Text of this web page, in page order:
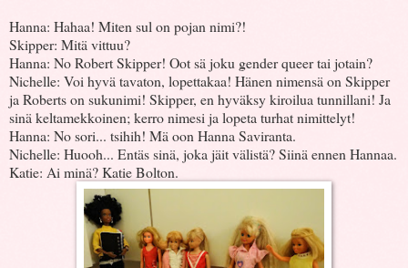
Hanna: Hahaa! Miten sul on pojan nimi?!
Skipper: Mitä vittuu?
Hanna: No Robert Skipper! Oot sä joku gender queer tai jotain?
Nichelle: Voi hyvä tavaton, lopettakaa! Hänen nimensä on Skipper
ja Roberts on sukunimi! Skipper, en hyväksy kiroilua tunnillani! Ja
sinä keltamekkoinen; kerro nimesi ja lopeta turhat nimittelyt!
Hanna: No sori... tsihih! Mä oon Hanna Saviranta.
Nichelle: Huooh... Entäs sinä, joka jäit välistä? Siinä ennen Hannaa.
Katie: Ai minä? Katie Bolton.